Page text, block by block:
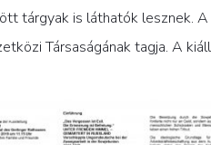
tárgyak is láthatók lesznek. A
Társaságának tagja. A